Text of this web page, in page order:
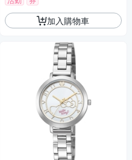
加入購物車